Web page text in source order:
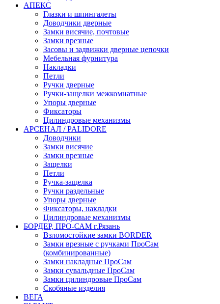
АПЕКС
Глазки и шпингалеты
Доводчики дверные
Замки висячие, почтовые
Замки врезные
Засовы и задвижки дверные цепочки
Мебельная фурнитура
Накладки
Петли
Ручки дверные
Ручки-защелки межкомнатные
Упоры дверные
Фиксаторы
Цилиндровые механизмы
АРСЕНАЛ / PALIDORE
Доводчики
Замки висячие
Замки врезные
Защелки
Петли
Ручка-защелка
Ручки раздельные
Упоры дверные
Фиксаторы, накладки
Цилиндровые механизмы
БОРДЕР, ПРО-САМ г.Рязань
Взломостойкие замки BORDER
Замки врезные с ручками ПроСам
(комбинированные)
Замки накладные ПроСам
Замки сувальдные ПроСам
Замки цилиндровые ПроСам
Скобяные изделия
ВЕГА